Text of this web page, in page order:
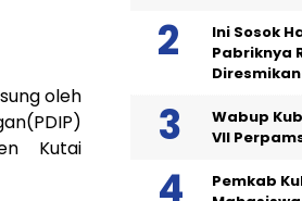
oleh
Kutai
Ini Sosok
Pabriknya
Wabup
VII
Pemkab